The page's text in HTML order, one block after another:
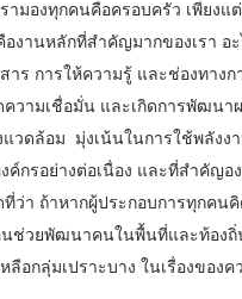
มองทุกคนคือครอบครัว เพียง
งานหลักที่สำคัญมากของเรา อ
าร การให้ความรู้ และช่องทาง
วามเชื่อมั่น และเกิดการพัฒน
วดล้อม มุ่งเน้นในการใช้พลังง
กรอย่างต่อเนื่อง และที่สำคัญอ
ว่า ถ้าหากผู้ประกอบการทุกคน
ช่วยพัฒนาคนในพื้นที่และท้อง
อกลุ่มเปราะบาง ในเรื่องของ